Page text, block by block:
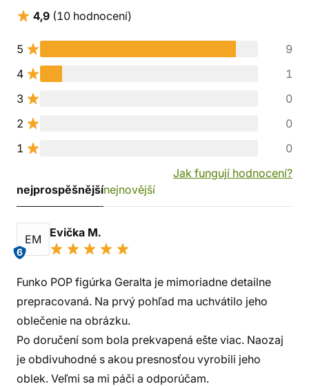
4,9 (10 hodnocení)
5
9
4
1
3
0
2
0
1
0
Jak fungují hodnocení?
nejprospěšnějšínejnovější
EM
6
Evička M.
Funko POP figúrka Geralta je mimoriadne detailne
prepracovaná. Na prvý pohľad ma uchvátilo jeho
oblečenie na obrázku.
Po doručení som bola prekvapená ešte viac. Naozaj
je obdivuhodné s akou presnosťou vyrobili jeho
oblek. Veľmi sa mi páči a odporúčam.